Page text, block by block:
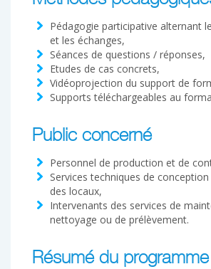
Pédagogie participative alternant
et les échanges,
Séances de questions / réponses,
Etudes de cas concrets,
Vidéoprojection du support de
Supports téléchargeables au
Public concerné
Personnel de production et de
Services techniques de conception
des locaux,
Intervenants des services de
nettoyage ou de prélèvement.
Résumé du programme